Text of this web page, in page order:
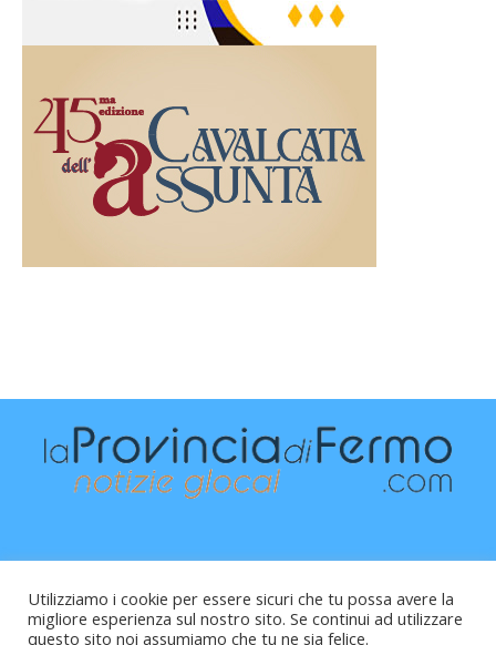
Utilizziamo i cookie per essere sicuri che tu possa avere la
migliore esperienza sul nostro sito. Se continui ad utilizzare
questo sito noi assumiamo che tu ne sia felice.